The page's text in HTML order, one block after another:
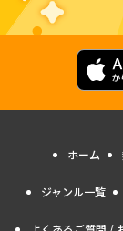
ホーム
ジャンル一覧